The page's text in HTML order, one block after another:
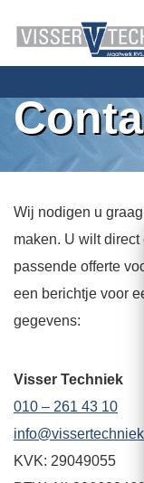
Wij nodigen u
maken. U wilt direct
passende offerte
een berichtje voor
gegevens:
Visser Techniek
010 – 261 43 10
KVK: 29049055